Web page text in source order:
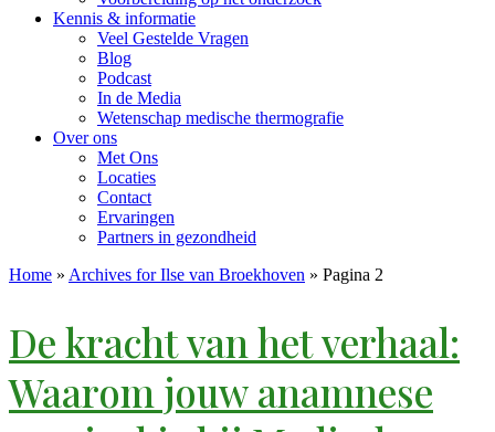
Kennis & informatie
Veel Gestelde Vragen
Blog
Podcast
In de Media
Wetenschap medische thermografie
Over ons
Met Ons
Locaties
Contact
Ervaringen
Partners in gezondheid
Home » Archives for Ilse van Broekhoven » Pagina 2
De kracht van het verhaal:
Waarom jouw anamnese